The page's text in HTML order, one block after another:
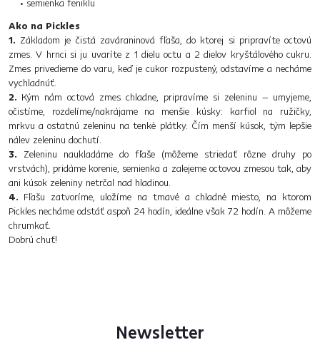
• semienka feniklu
Ako na Pickles
1. Základom je čistá zaváraninová fľaša, do ktorej si pripravíte octovú
zmes. V hrnci si ju uvaríte z 1 dielu octu a 2 dielov kryštálového cukru.
Zmes privedieme do varu, keď je cukor rozpustený, odstavíme a necháme
vychladnúť.
2. Kým nám octová zmes chladne, pripravíme si zeleninu – umyjeme,
očistíme, rozdelíme/nakrájame na menšie kúsky: karfiol na ružičky,
mrkvu a ostatnú zeleninu na tenké plátky. Čím menší kúsok, tým lepšie
nálev zeleninu dochutí.
3. Zeleninu naukladáme do fľaše (môžeme striedať rôzne druhy po
vrstvách), pridáme korenie, semienka a zalejeme octovou zmesou tak, aby
ani kúsok zeleniny netrčal nad hladinou.
4. Fľašu zatvoríme, uložíme na tmavé a chladné miesto, na ktorom
Pickles necháme odstáť aspoň 24 hodín, ideálne však 72 hodín. A môžeme
chrumkať.
Dobrú chuť!
Newsletter